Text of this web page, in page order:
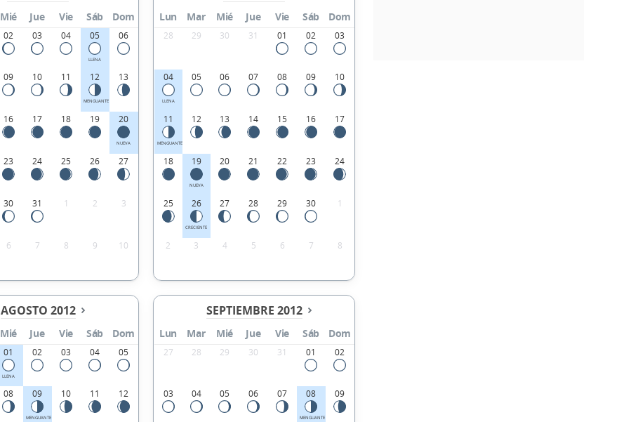
Mié Jue Vie Sáb Dom
02 03 04 05
LLENA
06
09 10 11 12
MENGUANTE
13
16 17 18 19 20
NUEVA
23 24 25 26 27
30 31 1 2 3
6 7 8 9 10
Lun Mar Mié Jue Vie Sáb Dom
28 29 30 31 01 02 03
04
LLENA
05 06 07 08 09 10
11
MENGUANTE
12 13 14 15 16 17
18 19
NUEVA
20 21 22 23 24
25 26
CRECIENTE
27 28 29 30 1
2 3 4 5 6 7 8
AGOSTO 2012
Mié Jue Vie Sáb Dom
01
LLENA
02 03 04 05
08 09
MENGUANTE
10 11 12
SEPTIEMBRE 2012
Lun Mar Mié Jue Vie Sáb Dom
27 28 29 30 31 01 02
03 04 05 06 07 08
MENGUANTE
09